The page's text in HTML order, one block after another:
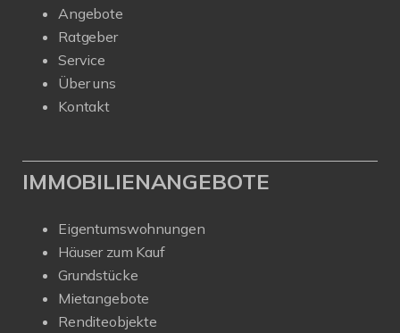
Angebote
Ratgeber
Service
Über uns
Kontakt
IMMOBILIENANGEBOTE
Eigentumswohnungen
Häuser zum Kauf
Grundstücke
Mietangebote
Renditeobjekte